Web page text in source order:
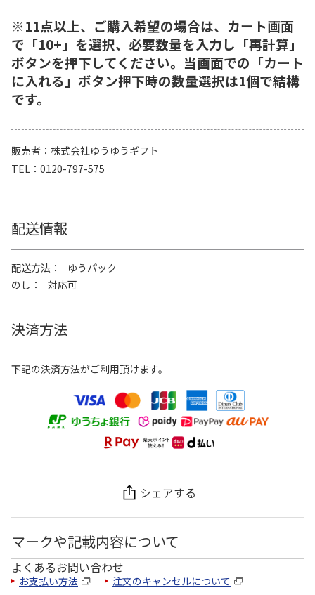
※11点以上、ご購入希望の場合は、カート画面
で「10+」を選択、必要数量を入力し「再計算」
ボタンを押下してください。当画面での「カート
に入れる」ボタン押下時の数量選択は1個で結構
です。
販売者
株式会社ゆうゆうギフト
TEL
0120-797-575
配送情報
配送方法
ゆうパック
のし
対応可
決済方法
下記の決済方法がご利用頂けます。
シェアする
マークや記載内容について
よくあるお問い合わせ
お支払い方法 注文のキャンセルについて